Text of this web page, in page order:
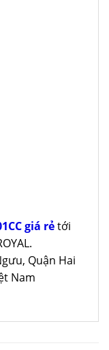
giá rẻtới
Quận Hai
Nam